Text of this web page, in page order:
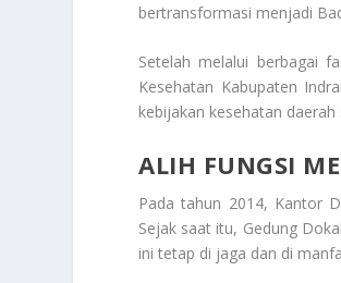
bertransformasi menjadi
Setelah melalui berbagai
Kesehatan Kabupaten
kebijakan kesehatan
ALIH FUNGSI
Pada tahun 2014, Kantor
Sejak saat itu, Gedung
ini tetap di jaga dan di